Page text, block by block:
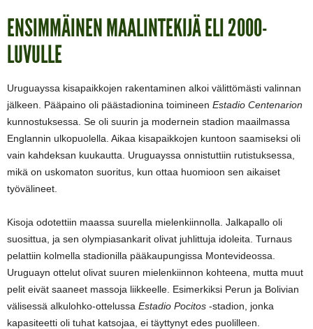
ENSIMMÄINEN MAALINTEKIJÄ ELI 2000-
LUVULLE
Uruguayssa kisapaikkojen rakentaminen alkoi välittömästi valinnan
jälkeen. Pääpaino oli päästadionina toimineen Estadio Centenarion
kunnostuksessa. Se oli suurin ja modernein stadion maailmassa
Englannin ulkopuolella. Aikaa kisapaikkojen kuntoon saamiseksi oli
vain kahdeksan kuukautta. Uruguayssa onnistuttiin rutistuksessa,
mikä on uskomaton suoritus, kun ottaa huomioon sen aikaiset
työvälineet.
Kisoja odotettiin maassa suurella mielenkiinnolla. Jalkapallo oli
suosittua, ja sen olympiasankarit olivat juhlittuja idoleita. Turnaus
pelattiin kolmella stadionilla pääkaupungissa Montevideossa.
Uruguayn ottelut olivat suuren mielenkiinnon kohteena, mutta muut
pelit eivät saaneet massoja liikkeelle. Esimerkiksi Perun ja Bolivian
välisessä alkulohko-ottelussa Estadio Pocitos -stadion, jonka
kapasiteetti oli tuhat katsojaa, ei täyttynyt edes puolilleen.